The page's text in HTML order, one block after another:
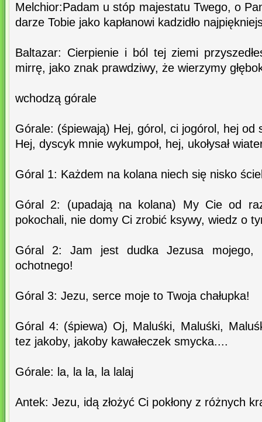
Melchior:Padam u stóp majestatu Twego, o
darze Tobie jako kapłanowi kadzidło
Baltazar: Cierpienie i ból tej ziemi
mirrę, jako znak prawdziwy, że wierzymy
wchodzą górale
Górale: (śpiewają) Hej, górol, ci jogórol, hej od
Hej, dyscyk mnie wykumpoł, hej, ukołysał
Góral 1: Każdem na kolana niech się nisko
Góral 2: (upadają na kolana) My Cie od
pokochali, nie domy Ci zrobić ksywy, wiedz o
Góral 2: Jam jest dudka Jezusa
ochotnego!
Góral 3: Jezu, serce moje to Twoja chałupka!
Góral 4: (śpiewa) Oj, Maluśki, Maluśki,
tez jakoby, jakoby kawałeczek smycka....
Górale: la, la la, la lalaj
Antek: Jezu, idą złożyć Ci pokłony z różnych